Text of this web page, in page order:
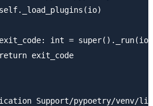
int = super()._run(io)
exit_code
Support/pypoetry/venv/